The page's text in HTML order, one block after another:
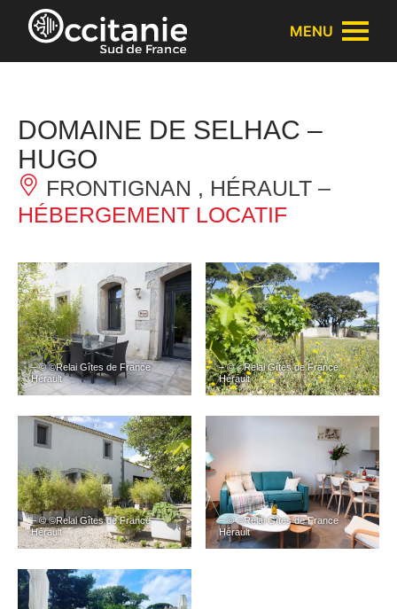
Panneau de gestion des cookies
MENU
DOMAINE DE SELHAC –
HUGO
FRONTIGNAN , HÉRAULT –
HÉBERGEMENT LOCATIF
– © ©Relai Gîtes de France
Hérault
– © ©Relai Gîtes de France
Hérault
– © ©Relai Gîtes de France
Hérault
– © ©Relai Gîtes de France
Hérault